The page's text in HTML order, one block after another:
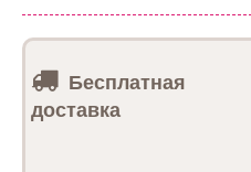
Бесплатная
доставка